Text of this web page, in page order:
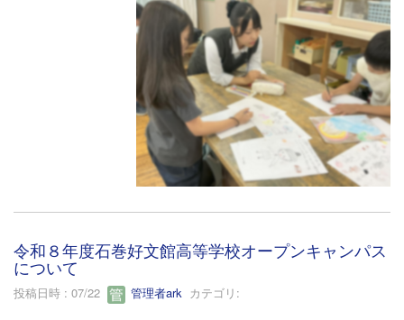
令和８年度石巻好文館高等学校オープンキャンパス
について
投稿日時 : 07/22 管理者ark カテゴリ: